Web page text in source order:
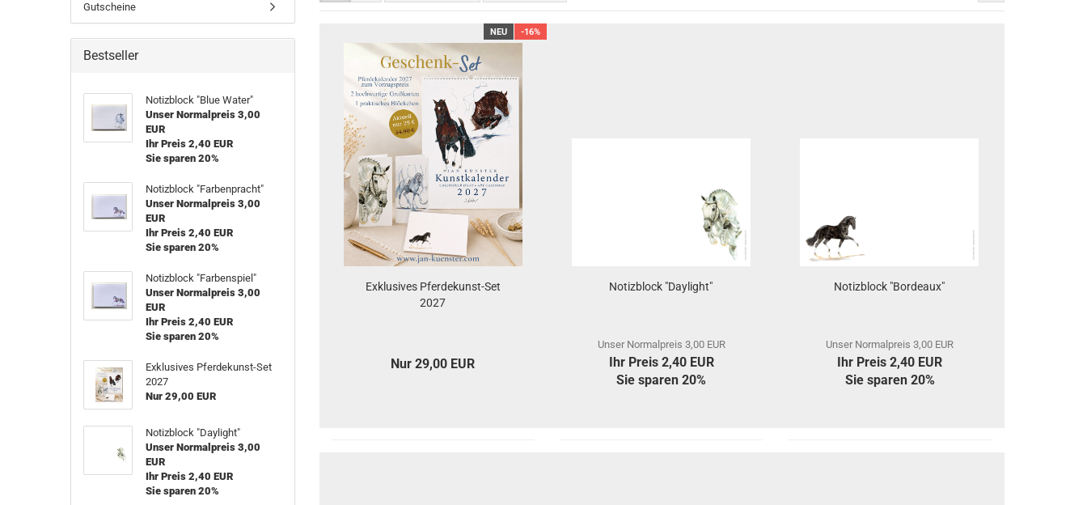
NEU -16%
Exklusives Pferdekunst-Set
2027
Nur 29,00 EUR
Notizblock "Daylight"
Unser Normalpreis 3,00 EUR
Ihr Preis 2,40 EUR
Sie sparen 20%
Notizblock "Bordeaux"
Unser Normalpreis 3,00 EUR
Ihr Preis 2,40 EUR
Sie sparen 20%
Gutscheine
Bestseller
Notizblock "Blue Water"
Unser Normalpreis 3,00
EUR
Ihr Preis 2,40 EUR
Sie sparen 20%
Notizblock "Farbenpracht"
Unser Normalpreis 3,00
EUR
Ihr Preis 2,40 EUR
Sie sparen 20%
Notizblock "Farbenspiel"
Unser Normalpreis 3,00
EUR
Ihr Preis 2,40 EUR
Sie sparen 20%
Exklusives Pferdekunst-Set
2027
Nur 29,00 EUR
Notizblock "Daylight"
Unser Normalpreis 3,00
EUR
Ihr Preis 2,40 EUR
Sie sparen 20%